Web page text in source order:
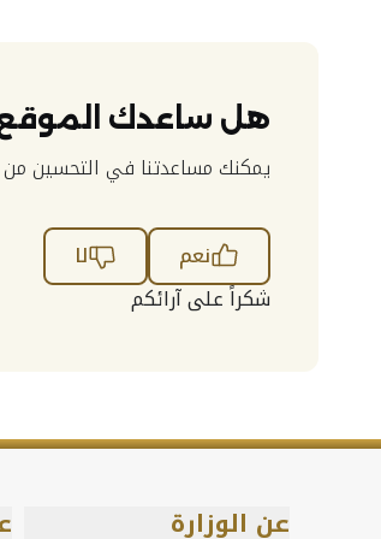
هل ساعدك
يمكنك مساعدتنا في التحسين
نعم
لا
شكراً على آرائكم
عن الوزارة